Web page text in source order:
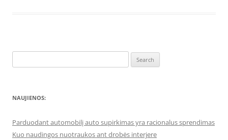
for:
NAUJIENOS:
Parduodant automobilį auto supirkimas yra racionalus sprendimas
Kuo naudingos nuotraukos ant drobės interjere